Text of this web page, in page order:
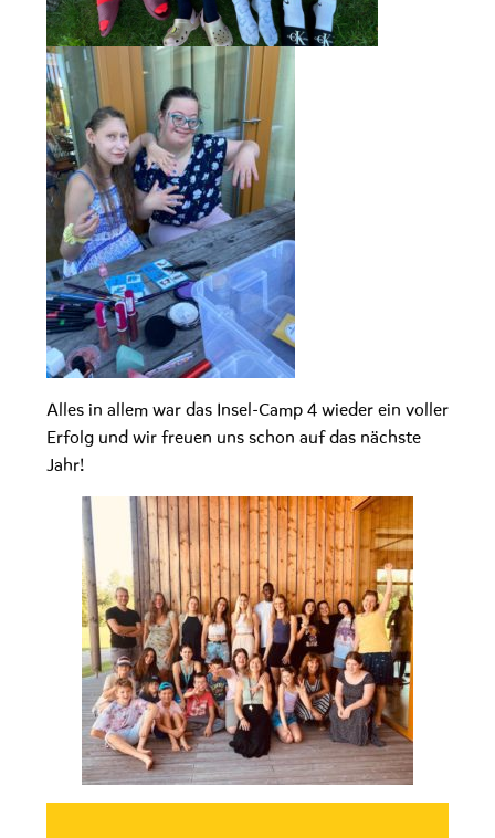
Alles in allem war das Insel-Camp 4 wieder ein voller
Erfolg und wir freuen uns schon auf das nächste
Jahr!